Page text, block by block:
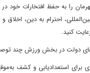
را به حفظ افتخارات خود در
احترام به دین،
کنید.
دولت در بخش ورزش چند
برای استعدادیابی و کشف